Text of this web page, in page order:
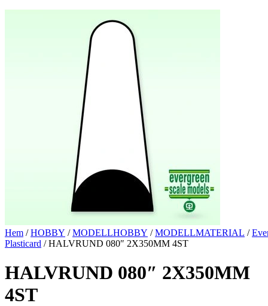
Hem /HOBBY /MODELLHOBBY /MODELLMATERIAL /
Plasticard / HALVRUND 080″ 2X350MM 4ST
HALVRUND 080″ 2X350MM
4ST